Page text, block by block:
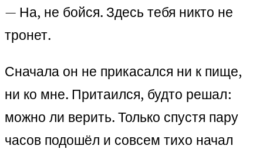
— На, не бойся. Здесь тебя никто не
тронет.
Сначала он не прикасался ни к пище,
ни ко мне. Притаился, будто решал:
можно ли верить. Только спустя пару
часов подошёл и совсем тихо начал